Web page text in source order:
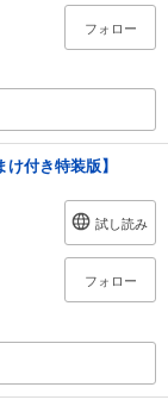
フォロー
付き特装版】
試し読み
フォロー